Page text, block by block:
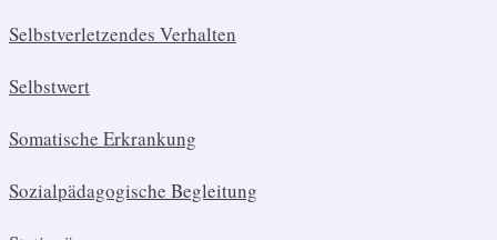
Selbstverletzendes Verhalten
Selbstwert
Somatische Erkrankung
Sozialpädagogische Begleitung